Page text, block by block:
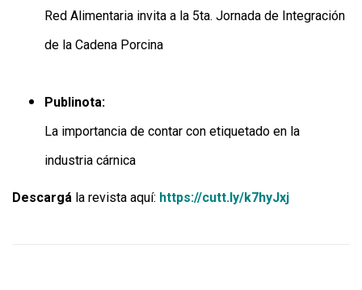
Red Alimentaria invita a la 5ta. Jornada de Integración
de la Cadena Porcina
Publinota:
La importancia de contar con etiquetado en la
industria cárnica
Descargá la revista aquí: https://cutt.ly/k7hyJxj